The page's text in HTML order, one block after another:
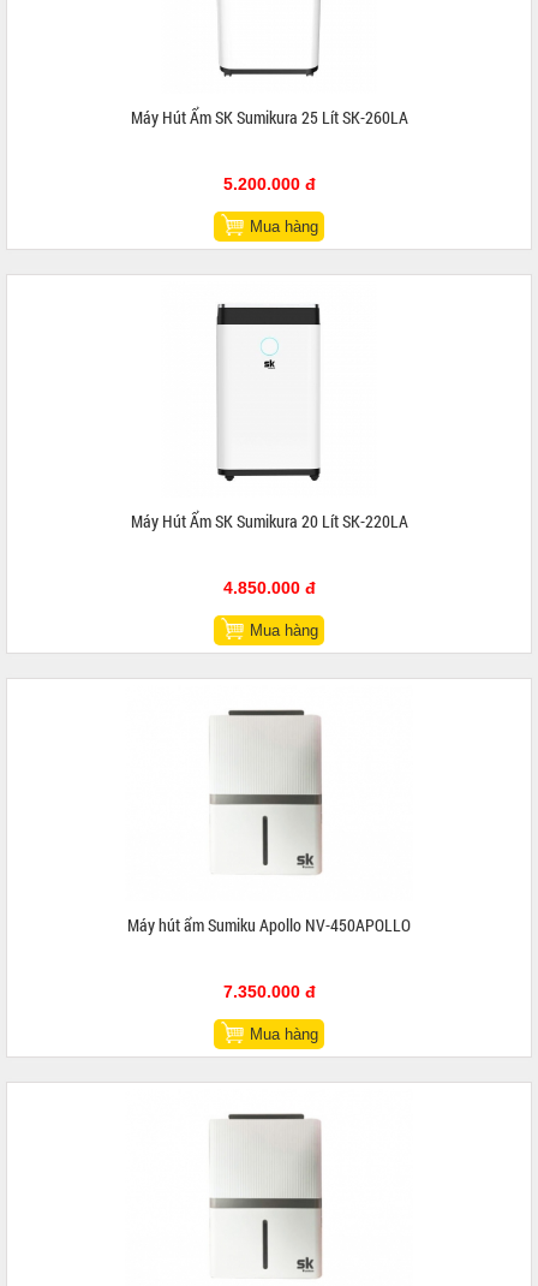
Máy Hút Ẩm SK Sumikura 25 Lít SK-260LA
5.200.000 đ
Mua hàng
Máy Hút Ẩm SK Sumikura 20 Lít SK-220LA
4.850.000 đ
Mua hàng
Máy hút ẩm Sumiku Apollo NV-450APOLLO
7.350.000 đ
Mua hàng